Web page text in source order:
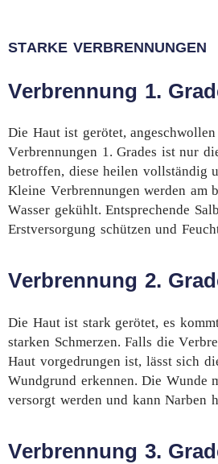
STARKE VERBRENNUNGEN
Verbrennung 1.
Die Haut ist gerötet,
Verbrennungen 1. Grades ist nur
betroffen, diese heilen vollständig
Kleine Verbrennungen werden am
Wasser gekühlt. Entsprechende
Erstversorgung schützen und
Verbrennung 2.
Die Haut ist stark gerötet, es
starken Schmerzen. Falls die
Haut vorgedrungen ist, lässt sich
Wundgrund erkennen. Die Wunde
versorgt werden und kann Narben
Verbrennung 3.